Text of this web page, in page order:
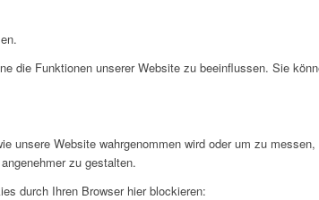
Funktionen unserer Website zu beeinflussen. Sie
Website wahrgenommen wird oder um zu
zu gestalten.
durch Ihren Browser hier blockieren: